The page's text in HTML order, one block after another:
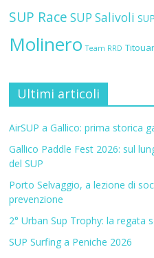
SUP Race SUP Salivoli
Molinero Team RRD
Ultimi articoli
AirSUP a Gallico: prima storica
Gallico Paddle Fest 2026: sul
del SUP
Porto Selvaggio, a lezione di
prevenzione
2° Urban Sup Trophy: la regata
SUP Surfing a Peniche 2026